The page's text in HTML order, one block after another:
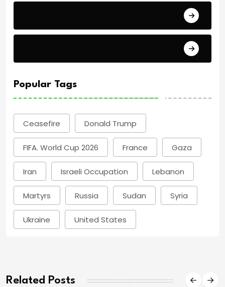
Popular Tags
Ceasefire Donald Trump
FIFA. World Cup 2026 France Gaza
Iran Israeli Occupation Lebanon
Martyrs Russia Sudan Syria
Ukraine United States
Related Posts